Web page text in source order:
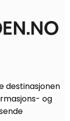
destinasjonen
og